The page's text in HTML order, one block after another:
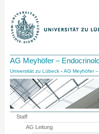
AG Meyhöfer –
Universität zu Lübeck - AG Meyhöfer
Staff
AG Leitung